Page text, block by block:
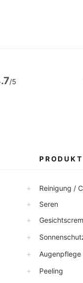
/5
+ Reinigung /
+ Seren
+
+
+ Augenpflege
+ Peeling